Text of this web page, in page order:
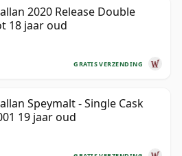
2020 Release Double
18 jaar oud
GRATIS VERZENDING
Speymalt - Single Cask
19 jaar oud